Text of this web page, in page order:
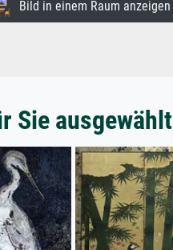
Bild in einem Raum anzeigen
Sie ausgewählt